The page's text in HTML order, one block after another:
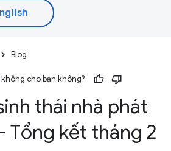
Blog
cho bạn không?
thái nhà phát
Tổng kết tháng 2